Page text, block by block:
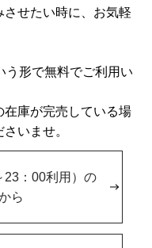
せたい時に、お気軽
形で無料でご利用い
庫が完売している場
いませ。
23：00利用）の
ら